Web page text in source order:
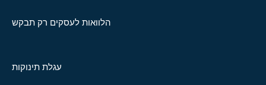
הלוואות לעסקים רק תבקש
עגלת תינוקות